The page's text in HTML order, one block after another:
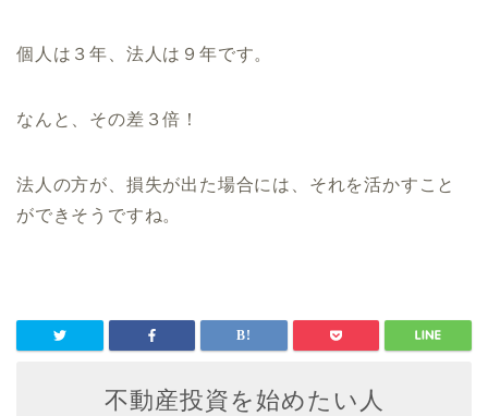
個人は３年、法人は９年です。
なんと、その差３倍！
法人の方が、損失が出た場合には、 それを活かすこと
ができそうですね。
不動産投資を始めたい人